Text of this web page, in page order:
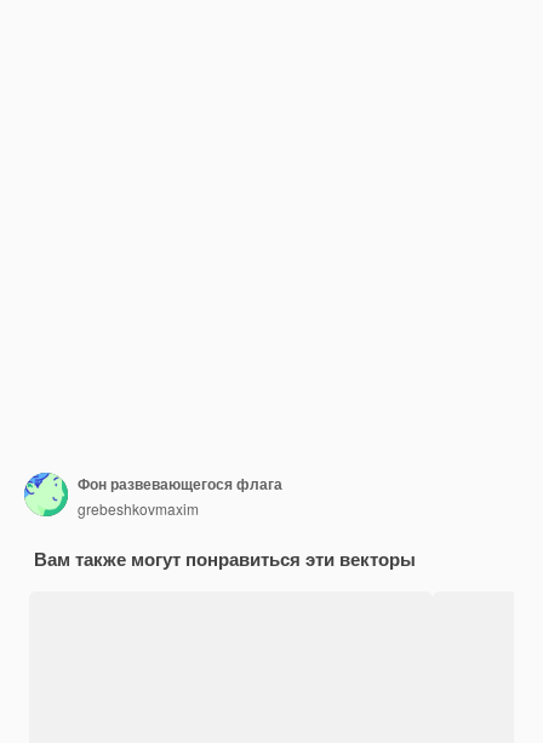
Фон развевающегося флага
grebeshkovmaxim
Вам также могут понравиться эти векторы